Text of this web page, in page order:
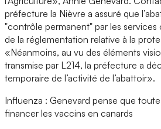
préfecture la Nièvre a assuré que
"contrôle permanent" par les services
de la réglementation relative à la
«Néanmoins, au vu des éléments
transmise par L214, la préfecture a
temporaire de l’activité de l’abattoir».
Influenza : Genevard pense que
financer les vaccins en canards